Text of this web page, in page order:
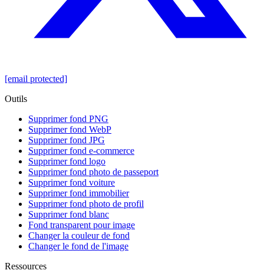
[email protected]
Outils
Supprimer fond PNG
Supprimer fond WebP
Supprimer fond JPG
Supprimer fond e-commerce
Supprimer fond logo
Supprimer fond photo de passeport
Supprimer fond voiture
Supprimer fond immobilier
Supprimer fond photo de profil
Supprimer fond blanc
Fond transparent pour image
Changer la couleur de fond
Changer le fond de l'image
Ressources